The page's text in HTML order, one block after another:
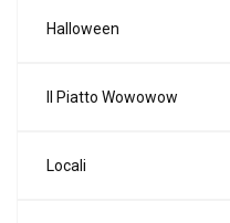
Halloween
Il Piatto Wowowow
Locali